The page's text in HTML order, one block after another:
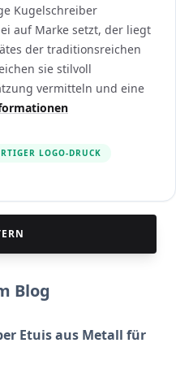
Kugelschreiber
auf Marke setzt, der liegt
der traditionsreichen
sie stilvoll
vermitteln und eine
LOGO-DRUCK
Blog
Etuis aus Metall für